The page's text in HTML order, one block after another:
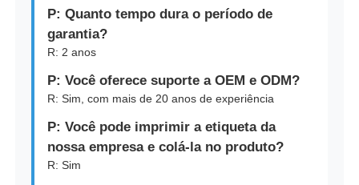
P: Quanto tempo dura o período de
garantia?
R: 2 anos
P: Você oferece suporte a OEM e ODM?
R: Sim, com mais de 20 anos de experiência
P: Você pode imprimir a etiqueta da
nossa empresa e colá-la no produto?
R: Sim